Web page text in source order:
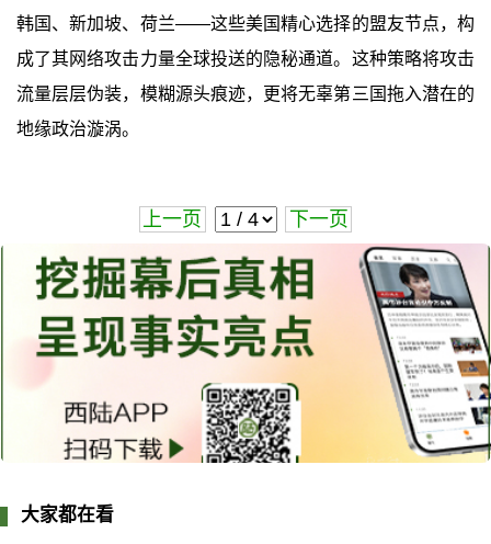
韩国、新加坡、荷兰——这些美国精心选择的盟友节点，构
成了其网络攻击力量全球投送的隐秘通道。这种策略将攻击
流量层层伪装，模糊源头痕迹，更将无辜第三国拖入潜在的
地缘政治漩涡。
上一页 下一页
大家都在看